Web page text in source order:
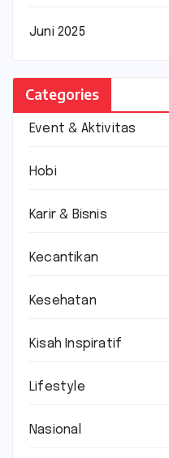
Juni 2025
Categories
Event & Aktivitas
Hobi
Karir & Bisnis
Kecantikan
Kesehatan
Kisah Inspiratif
Lifestyle
Nasional